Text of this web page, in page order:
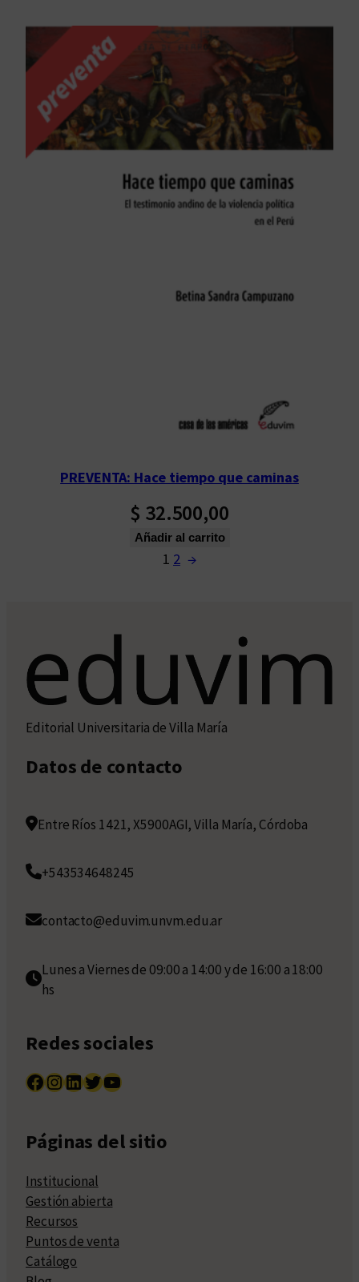
PREVENTA: Hace tiempo que caminas
$ 32.500,00
Añadir al carrito
1 2 →
Editorial Universitaria de Villa María
Datos de contacto
Entre Ríos 1421, X5900AGI, Villa María, Córdoba
+543534648245
contacto@eduvim.unvm.edu.ar
Lunes a Viernes de 09:00 a 14:00 y de 16:00 a 18:00
hs
Redes sociales
Facebook InstagramLinkedIn Twitter YouTube
Páginas del sitio
Institucional
Gestión abierta
Recursos
Puntos de venta
Catálogo